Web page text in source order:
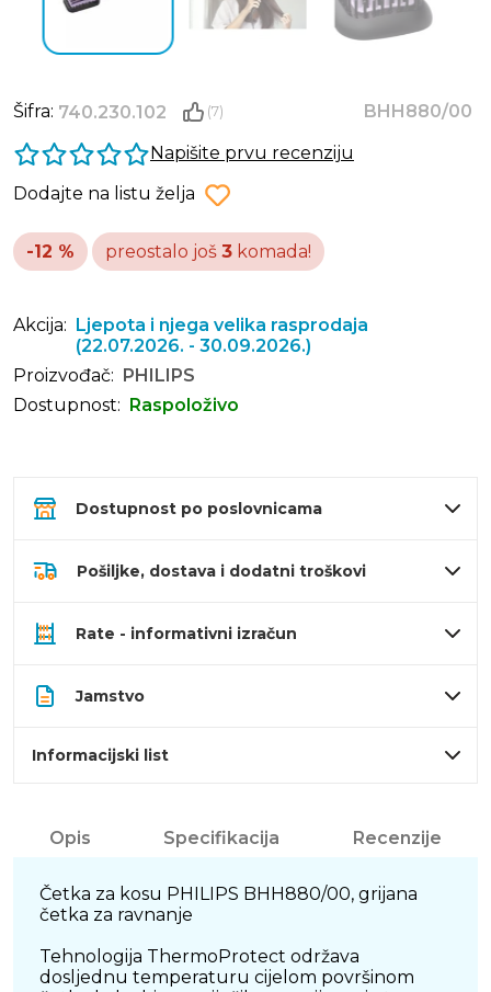
Šifra: 740.230.102 (7)
BHH880/00
Napišite prvu recenziju
Dodajte na listu želja
-12 % preostalo još 3 komada!
Akcija:
Ljepota i njega velika rasprodaja
(22.07.2026. - 30.09.2026.)
Proizvođač:
PHILIPS
Dostupnost:
Raspoloživo
Dostupnost po poslovnicama
Pošiljke, dostava i dodatni troškovi
Rate - informativni izračun
Jamstvo
Informacijski list
Opis Specifikacija Recenzije
Četka za kosu PHILIPS BHH880/00, grijana
četka za ravnanje
Tehnologija ThermoProtect održava
dosljednu temperaturu cijelom površinom